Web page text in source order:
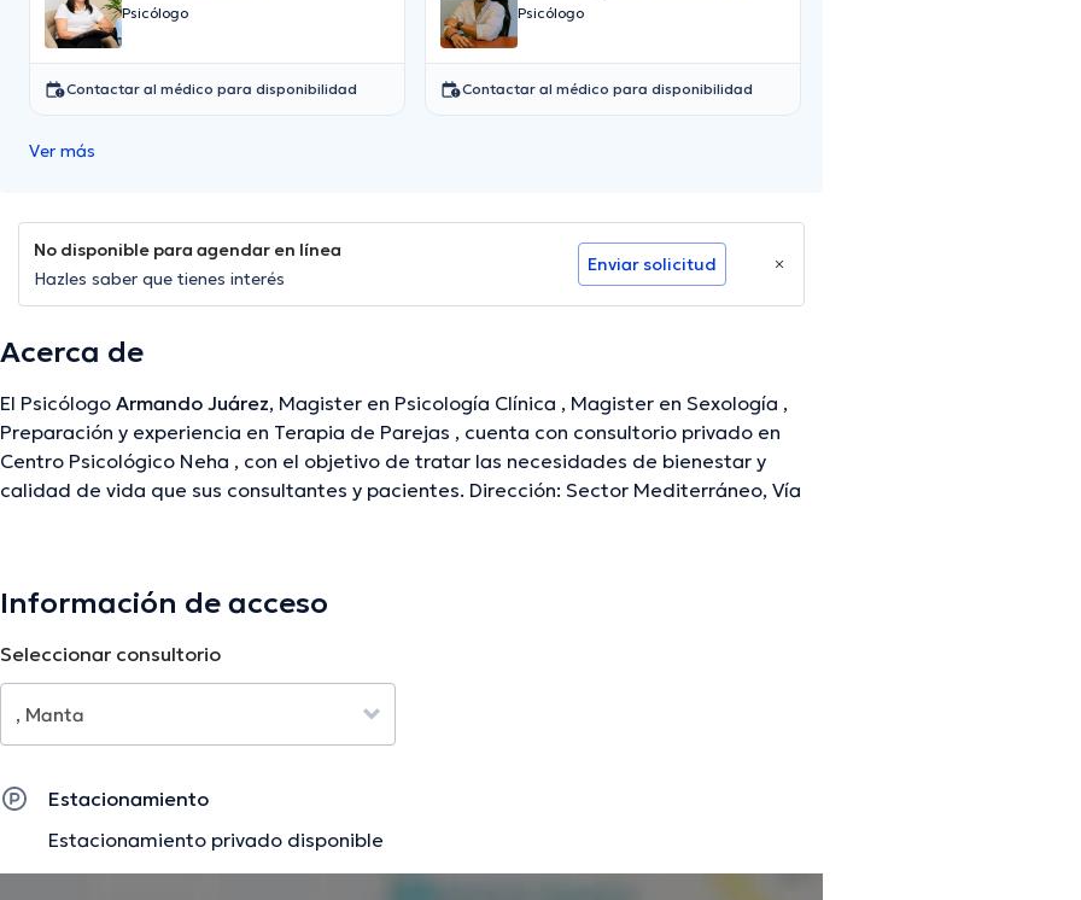
Psicólogo
Contactar al médico para disponibilidad
Psicólogo
Contactar al médico para disponibilidad
Ver más
No disponible para agendar en línea
Hazles saber que tienes interés
Enviar solicitud
Acerca de
El Psicólogo Armando Juárez, Magister en Psicología Clínica , Magister en Sexología ,
Preparación y experiencia en Terapia de Parejas , cuenta con consultorio privado en
Centro Psicológico Neha , con el objetivo de tratar las necesidades de bienestar y
calidad de vida que sus consultantes y pacientes. Dirección: Sector Mediterráneo, Vía
La descripción fue editada por el equipo de doctoranytime, con base en información verificada.
Información de acceso
Seleccionar consultorio
Estacionamiento
Estacionamiento privado disponible